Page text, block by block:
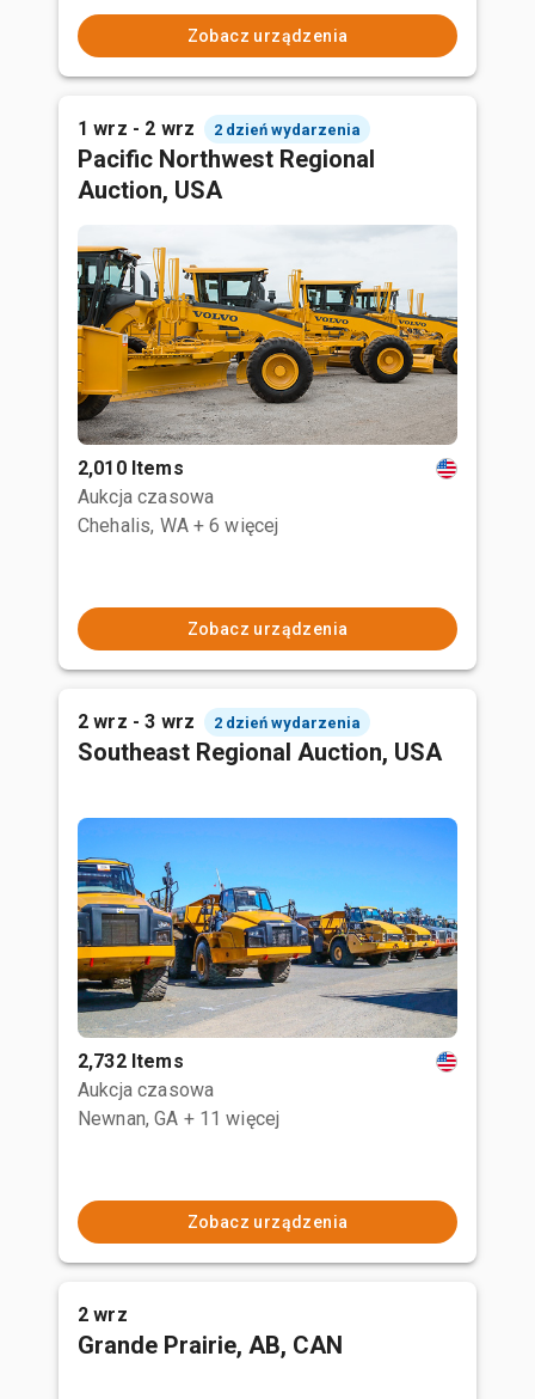
Zobacz urządzenia
1 wrz - 2 wrz 2 dzień wydarzenia
Pacific Northwest Regional
Auction, USA
2,010 Items
Aukcja czasowa
Chehalis, WA + 6 więcej
Zobacz urządzenia
2 wrz - 3 wrz 2 dzień wydarzenia
Southeast Regional Auction, USA
2,732 Items
Aukcja czasowa
Newnan, GA + 11 więcej
Zobacz urządzenia
2 wrz
Grande Prairie, AB, CAN